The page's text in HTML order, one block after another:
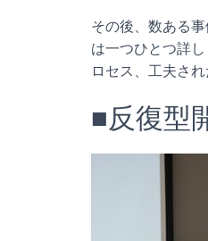
その後、数ある
は一つひとつ詳
ロセス、工夫さ
■反復型